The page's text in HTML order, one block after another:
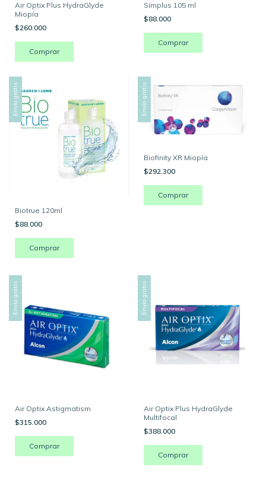
Air Optix Plus HydraGlyde
Miopía
$260.000
Comprar
Simplus 105 ml
$88.000
Envío gratis
Biotrue 120ml
$88.000
Envío gratis
Biofinity XR Miopía
$292.300
Comprar
Envío gratis
Air Optix Astigmatism
$315.000
Envío gratis
Air Optix Plus HydraGlyde
Multifocal
$388.000